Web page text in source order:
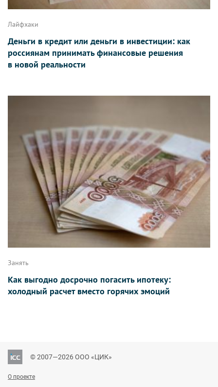
Лайфхаки
Деньги в кредит или деньги в инвестиции: как
россиянам принимать финансовые решения
в новой реальности
Занять
Как выгодно досрочно погасить ипотеку:
холодный расчет вместо горячих эмоций
© 2007—2026 ООО «ЦИК»
О проекте